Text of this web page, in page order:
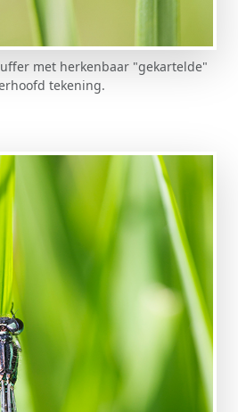
met herkenbaar "gekartelde"
tekening.